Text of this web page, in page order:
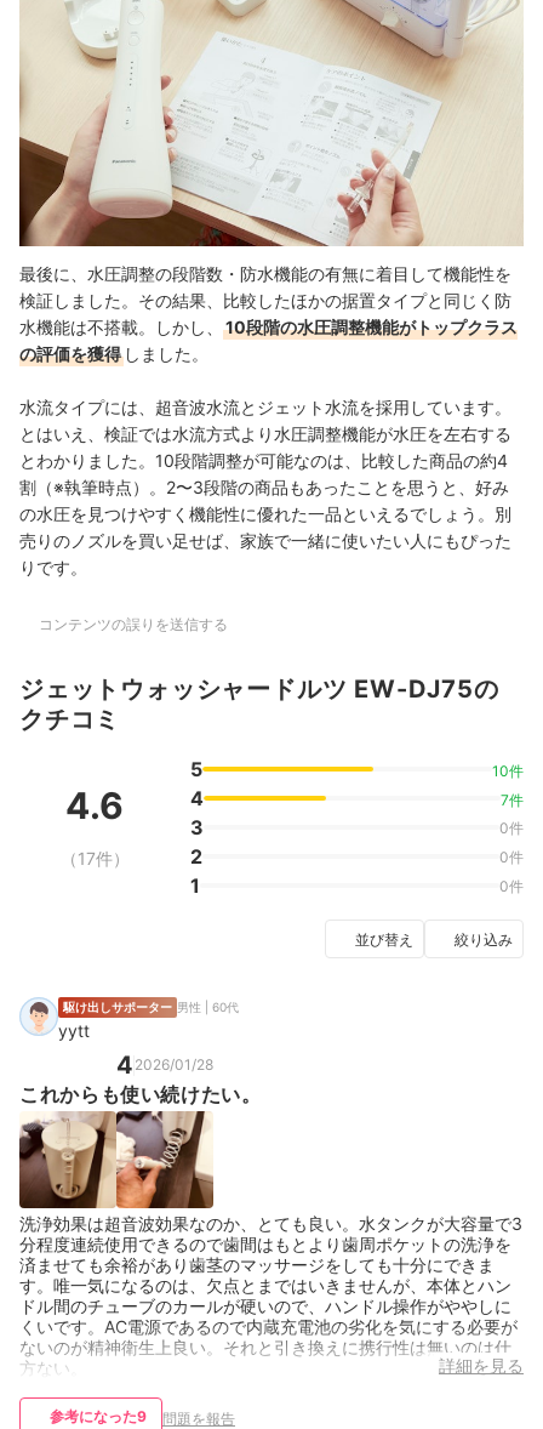
最後に、水圧調整の段階数・防水機能の有無に着目して機能性を
検証しました。その結果、比較したほかの据置タイプと同じく防
水機能は不搭載。しかし、
10段階の水圧調整機能がトップクラス
の評価を獲得 しました。
水流タイプには、超音波水流とジェット水流を採用しています。
とはいえ、検証では水流方式より水圧調整機能が水圧を左右する
とわかりました。10段階調整が可能なのは、比較した商品の約4
割（※執筆時点）。 2〜3段階の商品もあったことを思うと、好み
の水圧を見つけやすく機能性に優れた一品といえるでしょう。別
売りのノズルを買い足せば、家族で一緒に使いたい人にもぴった
りです。
コンテンツの誤りを送信する
ジェットウォッシャードルツ EW-DJ75の
クチコミ
4.6
（17件）
5 10件
4 7件
3 0件
2 0件
1 0件
並び替え 絞り込み
駆け出しサポーター 男性 | 60代
yytt
4 2026/01/28
これからも使い続けたい。
洗浄効果は超音波効果なのか、とても良い。水タンクが大容量で3
分程度連続使用できるので歯間はもとより歯周ポケットの洗浄を
済ませても余裕があり歯茎のマッサージをしても十分にできま
す。唯一気になるのは、欠点とまではいきませんが、本体とハン
ドル間のチューブのカールが硬いので、ハンドル操作がややしに
くいです。AC電源であるので内蔵充電池の劣化を気にする必要が
ないのが精神衛生上良い。それと引き換えに携行性は無いのは仕
方ない。
詳細を見る
参考になった9 問題を報告